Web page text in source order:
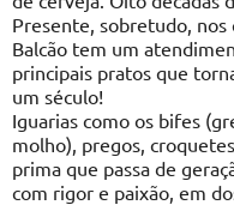
Presente, sobretudo,
Balcão tem um
principais pratos que
um século!
Iguarias como os bifes
molho), pregos,
prima que passa de
com rigor e paixão, em